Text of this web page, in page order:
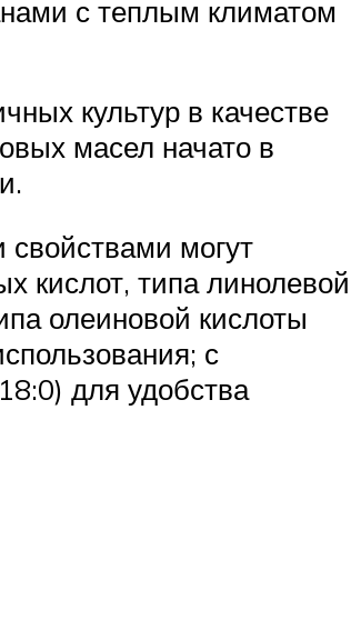
с теплым климатом
культур в качестве
масел начато в
могут
кислот, типа линолевой
олеиновой кислоты
с
для удобства